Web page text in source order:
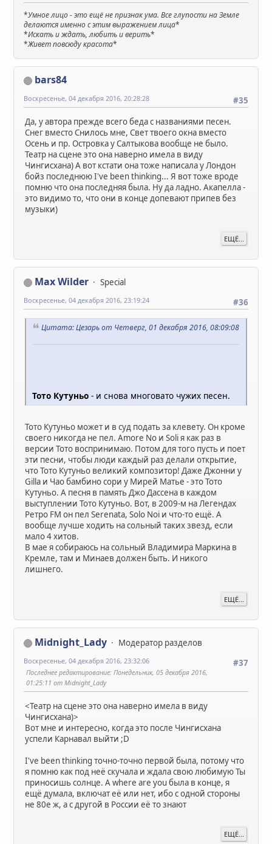
*Умное лицо - это ещё не признак ума. Все глупости на Земле
делаются именно с этим выражением лица*
*Искать и ждать, любить и верить*
*Живет повсюду красота*
bars84
#35
Воскресенье, 04 декабря 2016, 20:28:28
Да, у автора прежде всего беда с названиями песен.
Снег вместо Снилось мне, Свет твоего окна вместо
Осень и пр. Островка у Салтыкова вообще не было.
Театр на сцене это она наверно имела в виду
Чингисхана) А вот кстати она тоже написала у Лондон
бойз последнюю I've been thinking... Я вот тоже вроде
помню что она последняя была. Ну да ладно. Акапелла -
это видимо то, что они в конце допевают припев без
музыки)
ЕЩЁ...
Max Wilder
Special
#36
Воскресенье, 04 декабря 2016, 23:19:24
Цитата: Цезарь от Четверг, 01 декабря 2016, 08:09:08
Тото Кутуньо - и снова многовато чужих песен.
Тото Кутуньо может и в суд подать за клевету. Он кроме
своего никогда не пел. Amore No и Soli я как раз в
версии Тото воспринимаю. Потом для того пусть и поет
эти песни, чтобы люди каждый раз делали открытие,
что Тото Кутуньо великий композитор! Даже Джонни у
Gilla и Чао бамбино сори у Мирей Матье - это Тото
Кутуньо. А песня в память Джо Дассена в каждом
выступлении Тото Кутуньо. Вот, в 2009-м на Легендах
Ретро FM он пел Serenata, Solo Noi и что-то ещё. А
вообще лучше ходить на сольный таких звезд, если
мало 4 хитов.
В мае я собираюсь на сольный Владимира Маркина в
Кремле, там и Минаев должен быть. И никого
лишнего.
ЕЩЁ...
Midnight_Lady
Модератор разделов
#37
Воскресенье, 04 декабря 2016, 23:32:06
Последнее редактирование: Понедельник, 05 декабря 2016,
01:25:11 от Midnight_Lady
<Театр на сцене это она наверно имела в виду
Чингисхана)>
Вот мне и интересно, когда это после Чингисхана
успели Карнавал выйти ;D
I've been thinking точно-точно первой была, потому что
я помню как под неё скучала и ждала свою любимую Ты
приносишь солнце. А where are you была в конце, я
ещё думала, включат её или нет, ибо с одной стороны
не 80е ж, а с другой в России её то знают
ЕЩЁ...